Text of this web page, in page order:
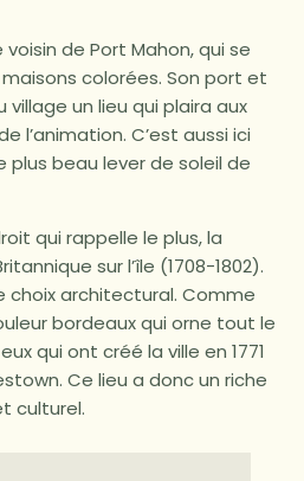
de Port Mahon, qui se
colorées. Son port et
un lieu qui plaira aux
l’animation. C’est aussi ici
plus beau lever de soleil de
qui rappelle le plus, la
sur l’île (1708-1802).
choix architectural. Comme
bordeaux qui orne tout le
qui ont créé la ville en 1771
Ce lieu a donc un riche
culturel.